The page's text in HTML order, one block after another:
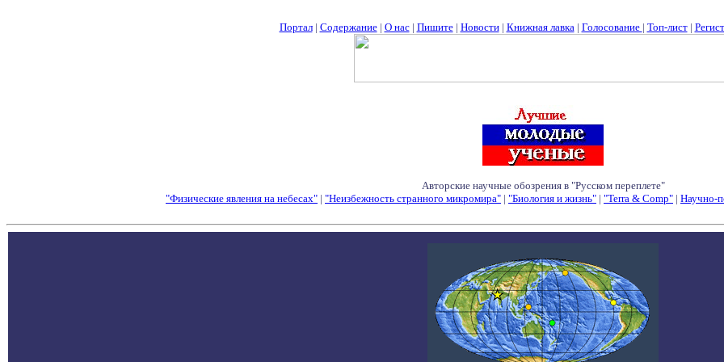
Портал| Содержание| О нас| Пишите| Новости| Книжная лавка| Голосование | Топ-лист|
Авторские научные обозрения в "Русском переплете"
"Физические явления на небесах" | "Неизбежность странного микромира" | "Биология и жизнь" | "Terra & Comp" | Научно-